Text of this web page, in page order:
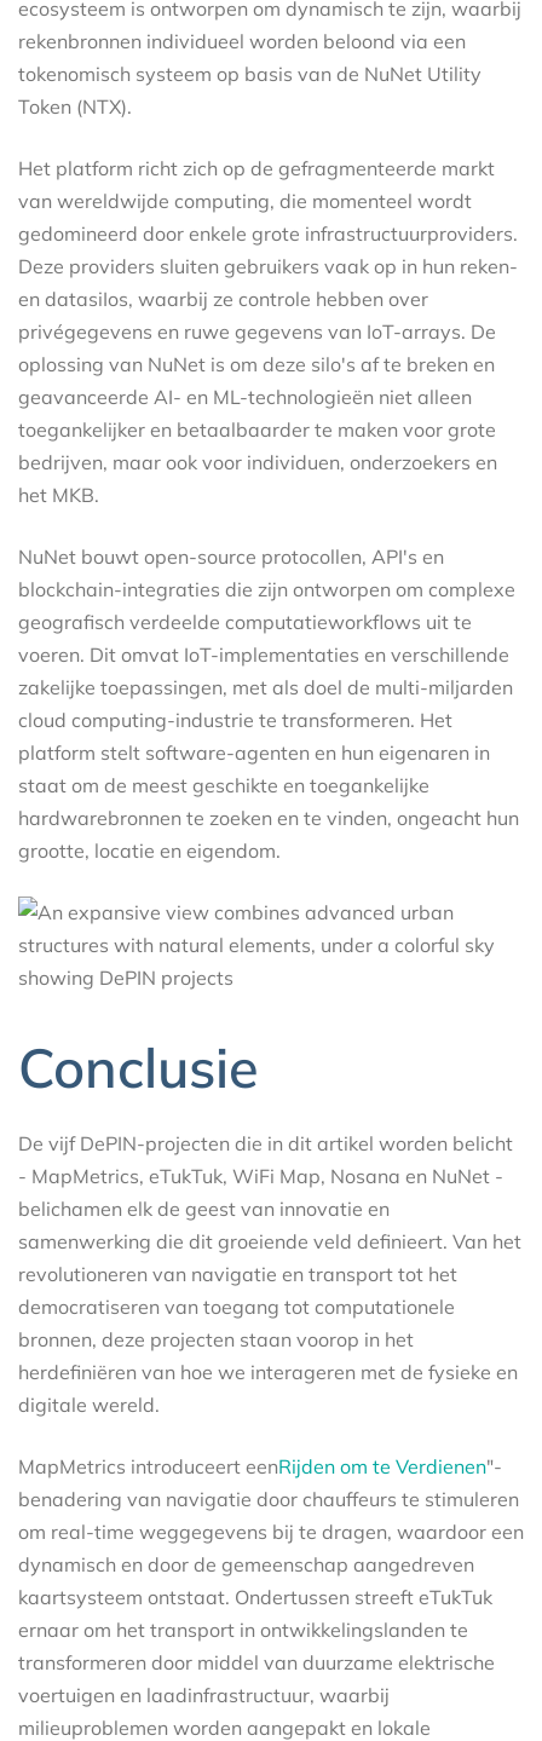
ecosysteem is ontworpen om dynamisch te zijn, waarbij
rekenbronnen individueel worden beloond via een
tokenomisch systeem op basis van de NuNet Utility
Token (NTX).
Het platform richt zich op de gefragmenteerde markt
van wereldwijde computing, die momenteel wordt
gedomineerd door enkele grote infrastructuurproviders.
Deze providers sluiten gebruikers vaak op in hun reken-
en datasiIos, waarbij ze controle hebben over
privégegevens en ruwe gegevens van IoT-arrays. De
oplossing van NuNet is om deze silo's af te breken en
geavanceerde AI- en ML-technologieën niet alleen
toegankelijker en betaalbaarder te maken voor grote
bedrijven, maar ook voor individuen, onderzoekers en
het MKB.
NuNet bouwt open-source protocollen, API's en
blockchain-integraties die zijn ontworpen om complexe
geografisch verdeelde computatieworkflows uit te
voeren. Dit omvat IoT-implementaties en verschillende
zakelijke toepassingen, met als doel de multi-miljarden
cloud computing-industrie te transformeren. Het
platform stelt software-agenten en hun eigenaren in
staat om de meest geschikte en toegankelijke
hardwarebronnen te zoeken en te vinden, ongeacht hun
grootte, locatie en eigendom.
Conclusie
De vijf DePIN-projecten die in dit artikel worden belicht
- MapMetrics, eTukTuk, WiFi Map, Nosana en NuNet -
belichamen elk de geest van innovatie en
samenwerking die dit groeiende veld definieert. Van het
revolutioneren van navigatie en transport tot het
democratiseren van toegang tot computationele
bronnen, deze projecten staan voorop in het
herdefiniëren van hoe we interageren met de fysieke en
digitale wereld.
MapMetrics introduceert eenRijden om te Verdienen"-
benadering van navigatie door chauffeurs te stimuleren
om real-time weggegevens bij te dragen, waardoor een
dynamisch en door de gemeenschap aangedreven
kaartsysteem ontstaat. Ondertussen streeft eTukTuk
ernaar om het transport in ontwikkelingslanden te
transformeren door middel van duurzame elektrische
voertuigen en laadinfrastructuur, waarbij
milieuproblemen worden aangepakt en lokale